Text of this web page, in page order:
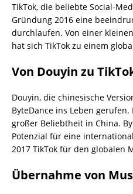
TikTok, die beliebte Social-
Gründung 2016 eine
durchlaufen. Von einer
hat sich TikTok zu einem
Von Douyin zu
Douyin, die chinesische
ByteDance ins Leben
großer Beliebtheit in China.
Potenzial für eine
2017 TikTok für den globalen
Übernahme von